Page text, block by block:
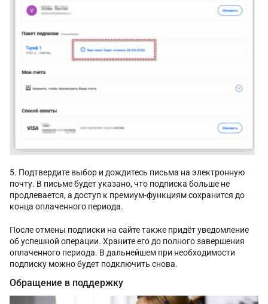
Подтвердите выбор и дождитесь письма на электронную
почту. В письме будет указано, что подписка больше не
продлевается, а доступ к премиум-функциям сохранится до
конца оплаченного периода.
После отмены подписки на сайте также придёт уведомление
об успешной операции. Храните его до полного завершения
оплаченного периода. В дальнейшем при необходимости
подписку можно будет подключить снова.
Обращение в поддержку